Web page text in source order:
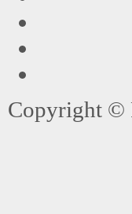
Copyright ©